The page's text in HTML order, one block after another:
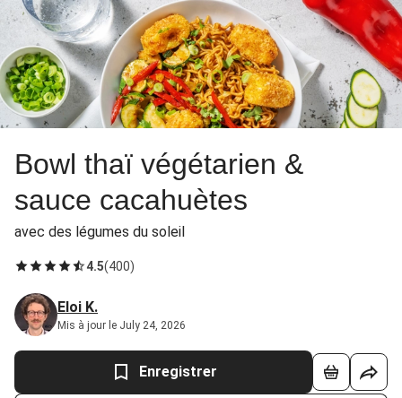
Bowl thaï végétarien &
sauce cacahuètes
avec des légumes du soleil
4.5(400)
Eloi K.
Mis à jour le July 24, 2026
Enregistrer